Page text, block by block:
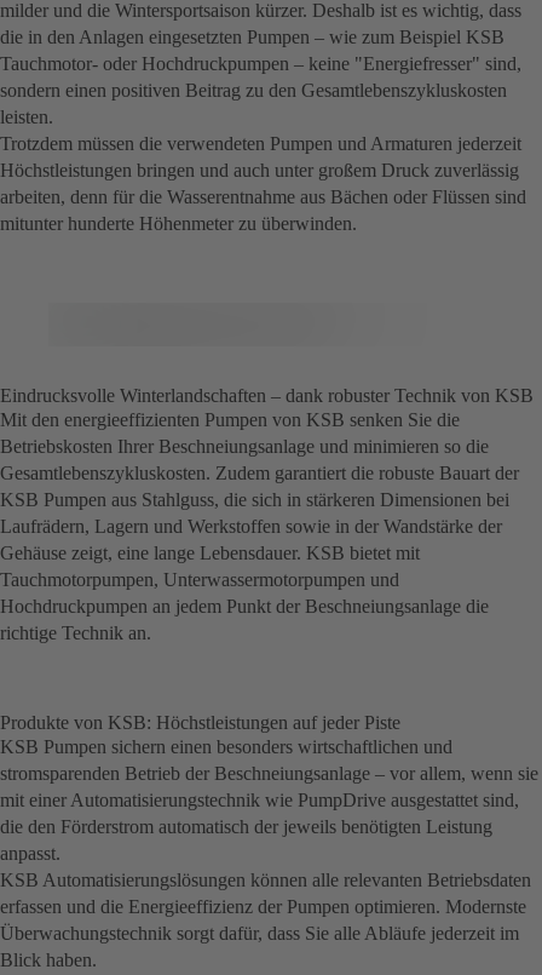
milder und die Wintersportsaison kürzer. Deshalb ist es wichtig, dass
die in den Anlagen eingesetzten Pumpen – wie zum Beispiel KSB
Tauchmotor- oder Hochdruckpumpen – keine "Energiefresser" sind,
sondern einen positiven Beitrag zu den Gesamtlebenszykluskosten
leisten.
Trotzdem müssen die verwendeten Pumpen und Armaturen jederzeit
Höchstleistungen bringen und auch unter großem Druck zuverlässig
arbeiten, denn für die Wasserentnahme aus Bächen oder Flüssen sind
mitunter hunderte Höhenmeter zu überwinden.
Eindrucksvolle Winterlandschaften – dank robuster Technik von KSB
Mit den energieeffizienten Pumpen von KSB senken Sie die
Betriebskosten Ihrer Beschneiungsanlage und minimieren so die
Gesamtlebenszykluskosten. Zudem garantiert die robuste Bauart der
KSB Pumpen aus Stahlguss, die sich in stärkeren Dimensionen bei
Laufrädern, Lagern und Werkstoffen sowie in der Wandstärke der
Gehäuse zeigt, eine lange Lebensdauer. KSB bietet mit
Tauchmotorpumpen, Unterwassermotorpumpen und
Hochdruckpumpen an jedem Punkt der Beschneiungsanlage die
richtige Technik an.
Produkte von KSB: Höchstleistungen auf jeder Piste
KSB Pumpen sichern einen besonders wirtschaftlichen und
stromsparenden Betrieb der Beschneiungsanlage – vor allem, wenn sie
mit einer Automatisierungstechnik wie PumpDrive ausgestattet sind,
die den Förderstrom automatisch der jeweils benötigten Leistung
anpasst.
KSB Automatisierungslösungen können alle relevanten Betriebsdaten
erfassen und die Energieeffizienz der Pumpen optimieren. Modernste
Überwachungstechnik sorgt dafür, dass Sie alle Abläufe jederzeit im
Blick haben.